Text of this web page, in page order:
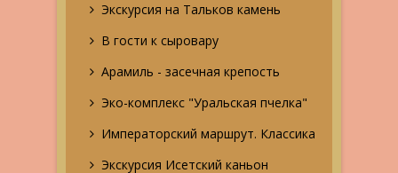
Экскурсия на Тальков камень
В гости к сыровару
Арамиль - засечная крепость
Эко-комплекс "Уральская пчелка"
Императорский маршрут. Классика
Экскурсия Исетский каньон